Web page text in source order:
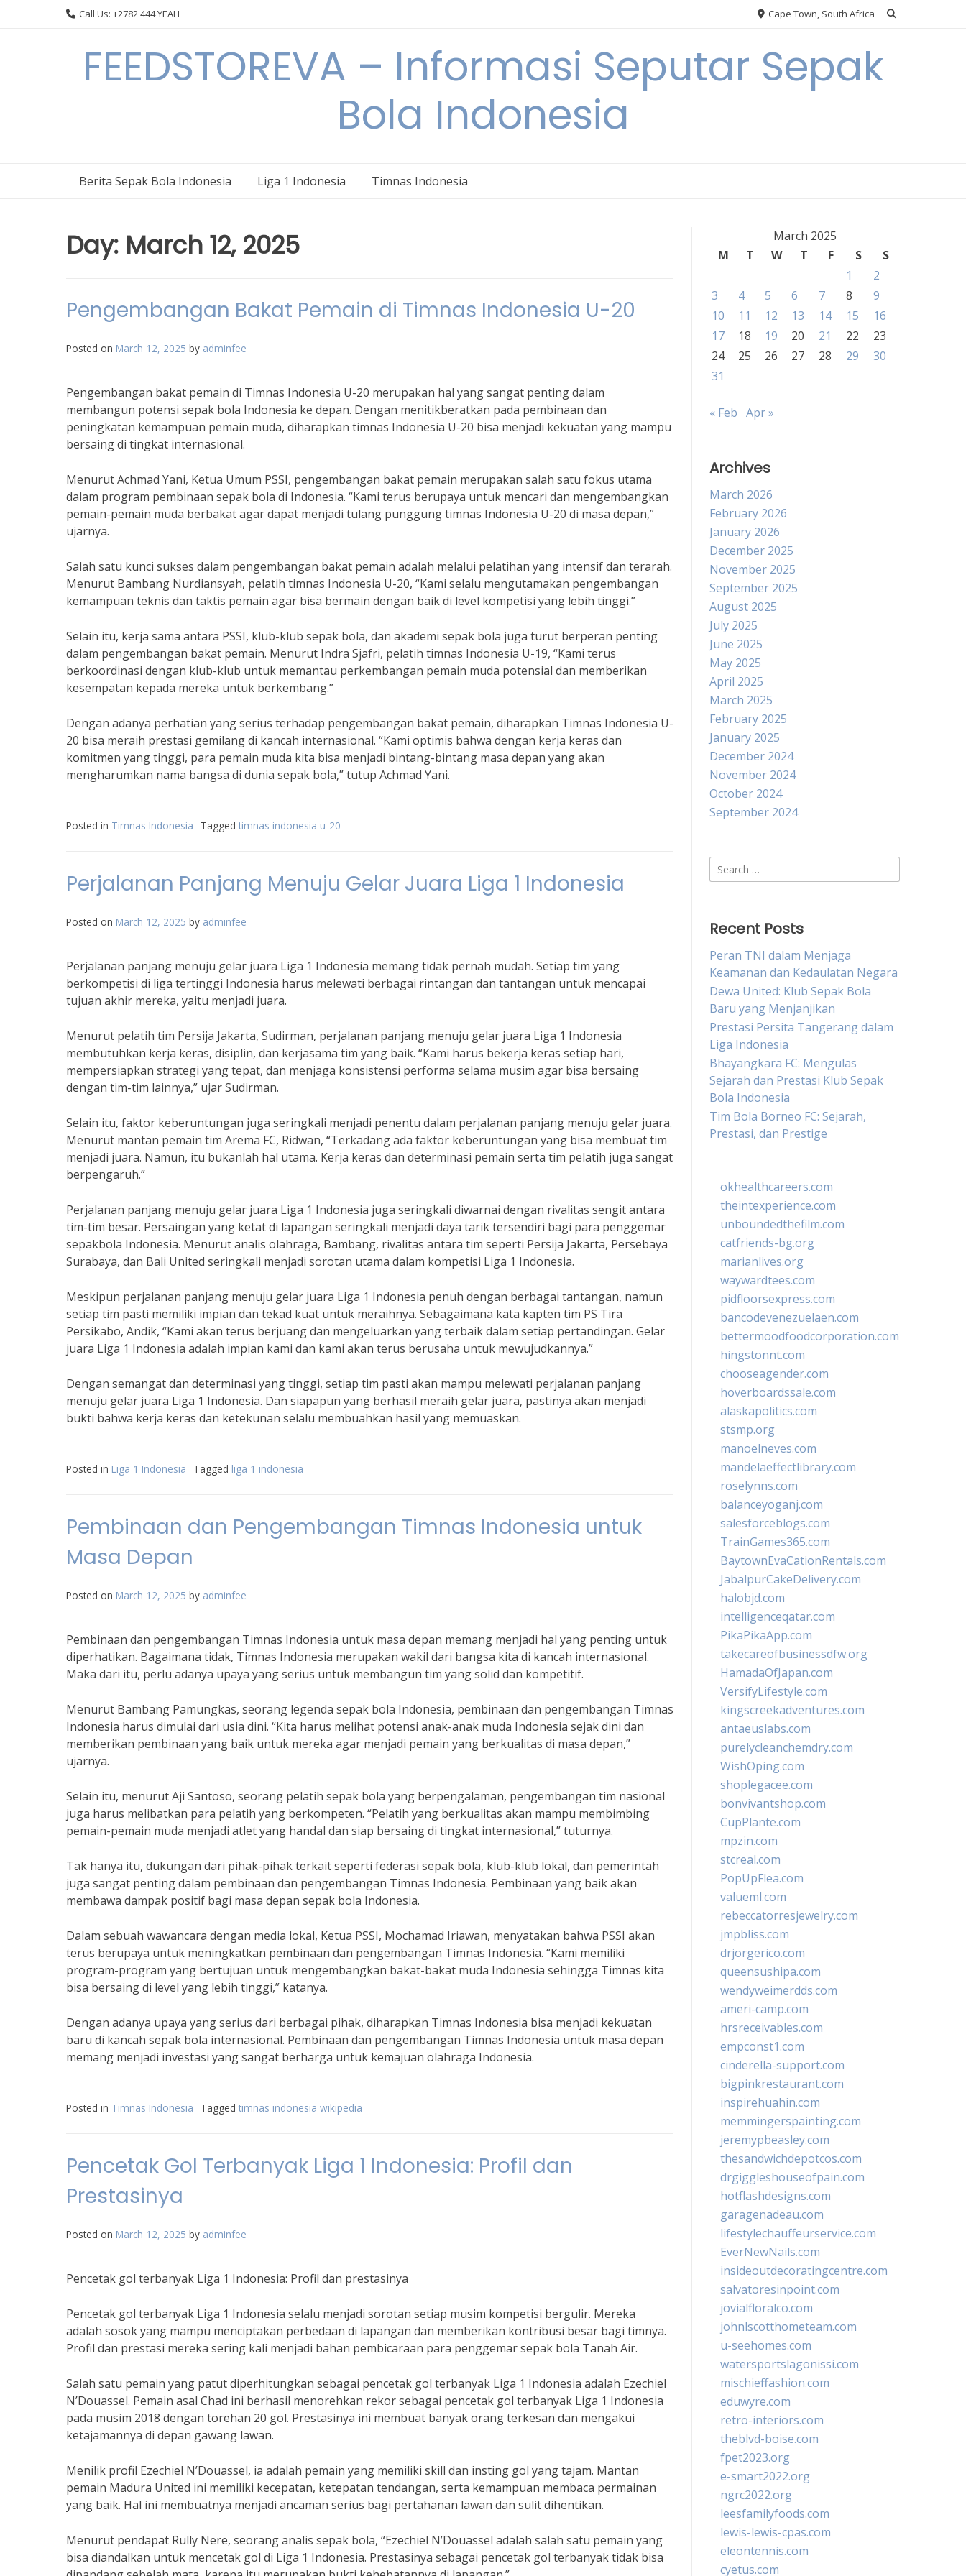
Call Us: +2782 444 YEAH Cape Town, South Africa
FEEDSTOREVA – Informasi Seputar Sepak
Bola Indonesia
Berita Sepak Bola Indonesia Liga 1 Indonesia Timnas Indonesia
Day: March 12, 2025
Pengembangan Bakat Pemain di Timnas Indonesia U-20
Posted on March 12, 2025 by adminfee
Pengembangan bakat pemain di Timnas Indonesia U-20 merupakan hal yang sangat penting dalam
membangun potensi sepak bola Indonesia ke depan. Dengan menitikberatkan pada pembinaan dan
peningkatan kemampuan pemain muda, diharapkan timnas Indonesia U-20 bisa menjadi kekuatan yang mampu
bersaing di tingkat internasional.
Menurut Achmad Yani, Ketua Umum PSSI, pengembangan bakat pemain merupakan salah satu fokus utama
dalam program pembinaan sepak bola di Indonesia. “Kami terus berupaya untuk mencari dan mengembangkan
pemain-pemain muda berbakat agar dapat menjadi tulang punggung timnas Indonesia U-20 di masa depan,”
ujarnya.
Salah satu kunci sukses dalam pengembangan bakat pemain adalah melalui pelatihan yang intensif dan terarah.
Menurut Bambang Nurdiansyah, pelatih timnas Indonesia U-20, “Kami selalu mengutamakan pengembangan
kemampuan teknis dan taktis pemain agar bisa bermain dengan baik di level kompetisi yang lebih tinggi.”
Selain itu, kerja sama antara PSSI, klub-klub sepak bola, dan akademi sepak bola juga turut berperan penting
dalam pengembangan bakat pemain. Menurut Indra Sjafri, pelatih timnas Indonesia U-19, “Kami terus
berkoordinasi dengan klub-klub untuk memantau perkembangan pemain muda potensial dan memberikan
kesempatan kepada mereka untuk berkembang.”
Dengan adanya perhatian yang serius terhadap pengembangan bakat pemain, diharapkan Timnas Indonesia U-
20 bisa meraih prestasi gemilang di kancah internasional. “Kami optimis bahwa dengan kerja keras dan
komitmen yang tinggi, para pemain muda kita bisa menjadi bintang-bintang masa depan yang akan
mengharumkan nama bangsa di dunia sepak bola,” tutup Achmad Yani.
Posted in Timnas Indonesia Tagged timnas indonesia u-20
Perjalanan Panjang Menuju Gelar Juara Liga 1 Indonesia
Posted on March 12, 2025 by adminfee
Perjalanan panjang menuju gelar juara Liga 1 Indonesia memang tidak pernah mudah. Setiap tim yang
berkompetisi di liga tertinggi Indonesia harus melewati berbagai rintangan dan tantangan untuk mencapai
tujuan akhir mereka, yaitu menjadi juara.
Menurut pelatih tim Persija Jakarta, Sudirman, perjalanan panjang menuju gelar juara Liga 1 Indonesia
membutuhkan kerja keras, disiplin, dan kerjasama tim yang baik. “Kami harus bekerja keras setiap hari,
mempersiapkan strategi yang tepat, dan menjaga konsistensi performa selama musim agar bisa bersaing
dengan tim-tim lainnya,” ujar Sudirman.
Selain itu, faktor keberuntungan juga seringkali menjadi penentu dalam perjalanan panjang menuju gelar juara.
Menurut mantan pemain tim Arema FC, Ridwan, “Terkadang ada faktor keberuntungan yang bisa membuat tim
menjadi juara. Namun, itu bukanlah hal utama. Kerja keras dan determinasi pemain serta tim pelatih juga sangat
berpengaruh.”
Perjalanan panjang menuju gelar juara Liga 1 Indonesia juga seringkali diwarnai dengan rivalitas sengit antara
tim-tim besar. Persaingan yang ketat di lapangan seringkali menjadi daya tarik tersendiri bagi para penggemar
sepakbola Indonesia. Menurut analis olahraga, Bambang, rivalitas antara tim seperti Persija Jakarta, Persebaya
Surabaya, dan Bali United seringkali menjadi sorotan utama dalam kompetisi Liga 1 Indonesia.
Meskipun perjalanan panjang menuju gelar juara Liga 1 Indonesia penuh dengan berbagai tantangan, namun
setiap tim pasti memiliki impian dan tekad kuat untuk meraihnya. Sebagaimana kata kapten tim PS Tira
Persikabo, Andik, “Kami akan terus berjuang dan mengeluarkan yang terbaik dalam setiap pertandingan. Gelar
juara Liga 1 Indonesia adalah impian kami dan kami akan terus berusaha untuk mewujudkannya.”
Dengan semangat dan determinasi yang tinggi, setiap tim pasti akan mampu melewati perjalanan panjang
menuju gelar juara Liga 1 Indonesia. Dan siapapun yang berhasil meraih gelar juara, pastinya akan menjadi
bukti bahwa kerja keras dan ketekunan selalu membuahkan hasil yang memuaskan.
Posted in Liga 1 Indonesia Tagged liga 1 indonesia
Pembinaan dan Pengembangan Timnas Indonesia untuk
Masa Depan
Posted on March 12, 2025 by adminfee
Pembinaan dan pengembangan Timnas Indonesia untuk masa depan memang menjadi hal yang penting untuk
diperhatikan. Bagaimana tidak, Timnas Indonesia merupakan wakil dari bangsa kita di kancah internasional.
Maka dari itu, perlu adanya upaya yang serius untuk membangun tim yang solid dan kompetitif.
Menurut Bambang Pamungkas, seorang legenda sepak bola Indonesia, pembinaan dan pengembangan Timnas
Indonesia harus dimulai dari usia dini. “Kita harus melihat potensi anak-anak muda Indonesia sejak dini dan
memberikan pembinaan yang baik untuk mereka agar menjadi pemain yang berkualitas di masa depan,”
ujarnya.
Selain itu, menurut Aji Santoso, seorang pelatih sepak bola yang berpengalaman, pengembangan tim nasional
juga harus melibatkan para pelatih yang berkompeten. “Pelatih yang berkualitas akan mampu membimbing
pemain-pemain muda menjadi atlet yang handal dan siap bersaing di tingkat internasional,” tuturnya.
Tak hanya itu, dukungan dari pihak-pihak terkait seperti federasi sepak bola, klub-klub lokal, dan pemerintah
juga sangat penting dalam pembinaan dan pengembangan Timnas Indonesia. Pembinaan yang baik akan
membawa dampak positif bagi masa depan sepak bola Indonesia.
Dalam sebuah wawancara dengan media lokal, Ketua PSSI, Mochamad Iriawan, menyatakan bahwa PSSI akan
terus berupaya untuk meningkatkan pembinaan dan pengembangan Timnas Indonesia. “Kami memiliki
program-program yang bertujuan untuk mengembangkan bakat-bakat muda Indonesia sehingga Timnas kita
bisa bersaing di level yang lebih tinggi,” katanya.
Dengan adanya upaya yang serius dari berbagai pihak, diharapkan Timnas Indonesia bisa menjadi kekuatan
baru di kancah sepak bola internasional. Pembinaan dan pengembangan Timnas Indonesia untuk masa depan
memang menjadi investasi yang sangat berharga untuk kemajuan olahraga Indonesia.
Posted in Timnas Indonesia Tagged timnas indonesia wikipedia
Pencetak Gol Terbanyak Liga 1 Indonesia: Profil dan
Prestasinya
Posted on March 12, 2025 by adminfee
Pencetak gol terbanyak Liga 1 Indonesia: Profil dan prestasinya
Pencetak gol terbanyak Liga 1 Indonesia selalu menjadi sorotan setiap musim kompetisi bergulir. Mereka
adalah sosok yang mampu menciptakan perbedaan di lapangan dan memberikan kontribusi besar bagi timnya.
Profil dan prestasi mereka sering kali menjadi bahan pembicaraan para penggemar sepak bola Tanah Air.
Salah satu pemain yang patut diperhitungkan sebagai pencetak gol terbanyak Liga 1 Indonesia adalah Ezechiel
N’Douassel. Pemain asal Chad ini berhasil menorehkan rekor sebagai pencetak gol terbanyak Liga 1 Indonesia
pada musim 2018 dengan torehan 20 gol. Prestasinya ini membuat banyak orang terkesan dan mengakui
ketajamannya di depan gawang lawan.
Menilik profil Ezechiel N’Douassel, ia adalah pemain yang memiliki skill dan insting gol yang tajam. Mantan
pemain Madura United ini memiliki kecepatan, ketepatan tendangan, serta kemampuan membaca permainan
yang baik. Hal ini membuatnya menjadi ancaman serius bagi pertahanan lawan dan sulit dihentikan.
Menurut pendapat Rully Nere, seorang analis sepak bola, “Ezechiel N’Douassel adalah salah satu pemain yang
bisa diandalkan untuk mencetak gol di Liga 1 Indonesia. Prestasinya sebagai pencetak gol terbanyak tidak bisa
March 2025
M
T W T F S
S
1
2
3
4 5 6 7 8
9
10
11 12 13 14 15
16
17
18 19 20 21 22
23
24
25 26 27 28 29
30
31
« Feb Apr »
Archives
March 2026
February 2026
January 2026
December 2025
November 2025
September 2025
August 2025
July 2025
June 2025
May 2025
April 2025
March 2025
February 2025
January 2025
December 2024
November 2024
October 2024
September 2024
Search
for:
Recent Posts
Peran TNI dalam Menjaga
Keamanan dan Kedaulatan Negara
Dewa United: Klub Sepak Bola
Baru yang Menjanjikan
Prestasi Persita Tangerang dalam
Liga Indonesia
Bhayangkara FC: Mengulas
Sejarah dan Prestasi Klub Sepak
Bola Indonesia
Tim Bola Borneo FC: Sejarah,
Prestasi, dan Prestige
okhealthcareers.com
theintexperience.com
unboundedthefilm.com
catfriends-bg.org
marianlives.org
waywardtees.com
pidfloorsexpress.com
bancodevenezuelaen.com
bettermoodfoodcorporation.com
hingstonnt.com
chooseagender.com
hoverboardssale.com
alaskapolitics.com
stsmp.org
manoelneves.com
mandelaeffectlibrary.com
roselynns.com
balanceyoganj.com
salesforceblogs.com
TrainGames365.com
BaytownEvaCationRentals.com
JabalpurCakeDelivery.com
halobjd.com
intelligenceqatar.com
PikaPikaApp.com
takecareofbusinessdfw.org
HamadaOfJapan.com
VersifyLifestyle.com
kingscreekadventures.com
antaeuslabs.com
purelycleanchemdry.com
WishOping.com
shoplegacee.com
bonvivantshop.com
CupPlante.com
mpzin.com
stcreal.com
PopUpFlea.com
valueml.com
rebeccatorresjewelry.com
jmpbliss.com
drjorgerico.com
queensushipa.com
wendyweimerdds.com
ameri-camp.com
hrsreceivables.com
empconst1.com
cinderella-support.com
bigpinkrestaurant.com
inspirehuahin.com
memmingerspainting.com
jeremypbeasley.com
thesandwichdepotcos.com
drgiggleshouseofpain.com
hotflashdesigns.com
garagenadeau.com
lifestylechauffeurservice.com
EverNewNails.com
insideoutdecoratingcentre.com
salvatoresinpoint.com
jovialfloralco.com
johnlscotthometeam.com
u-seehomes.com
watersportslagonissi.com
mischieffashion.com
eduwyre.com
retro-interiors.com
theblvd-boise.com
fpet2023.org
e-smart2022.org
ngrc2022.org
leesfamilyfoods.com
lewis-lewis-cpas.com
eleontennis.com
cyetus.com